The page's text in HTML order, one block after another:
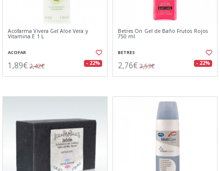
Acofarma Vivera Gel Aloe Vera y
Vitamina E 1 L
ACOFAR
1,89€ 2,42€ - 22%
Betres On Gel de Baño Frutos Rojos
750 ml
BETRES
2,76€ 3,53€ - 22%